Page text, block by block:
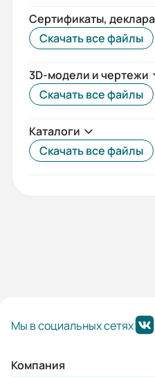
73
Потребляемая
5,66
7,5
насоса N, кВт
Сертификаты,
Скачать все файлы
3D-модели и чертежи
Скачать все файлы
Каталоги
Скачать все файлы
Мы в социальных сетях
Компания